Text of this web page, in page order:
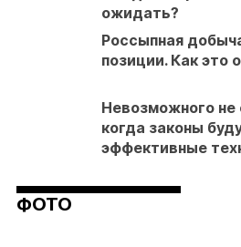
ожидать?
Россыпная
позиции. Как это
Невозможного
когда законы
эффективные
ФОТО